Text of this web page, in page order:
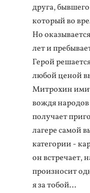
друга,
который во
Но
лет и
Герой
любой ценой
Митрохин
вождя
получает
лагере самой
категории -
он встречает,
произносит
я за тобой…